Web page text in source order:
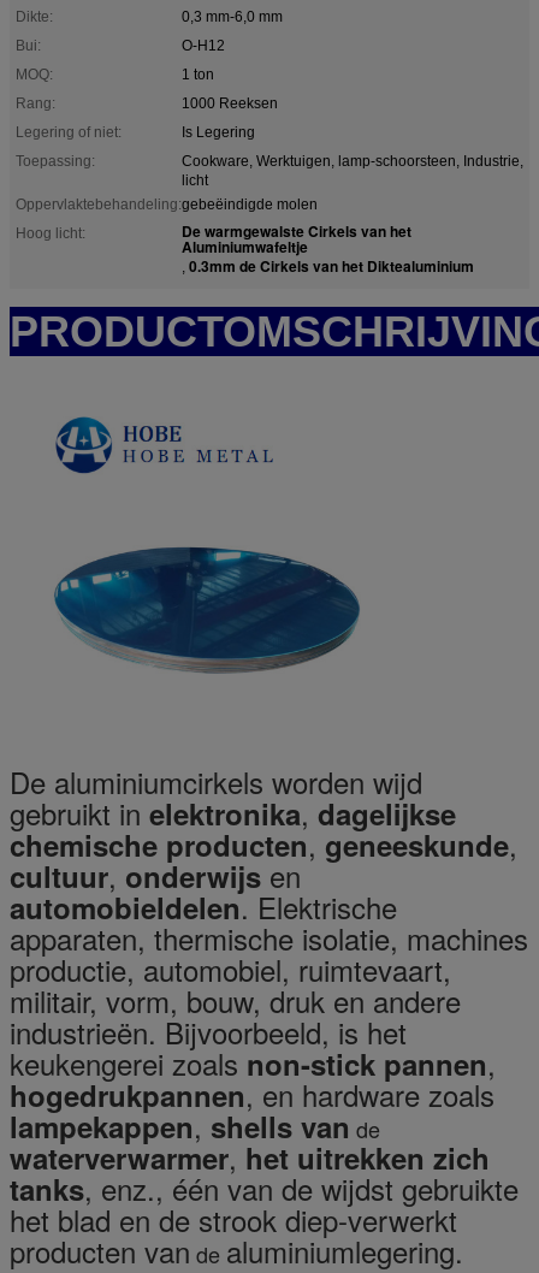
Dikte:
0,3 mm-6,0 mm
Bui:
O-H12
MOQ:
1 ton
Rang:
1000 Reeksen
Legering of niet:
Is Legering
Toepassing:
Cookware, Werktuigen, lamp-schoorsteen, Industrie,
licht
Oppervlaktebehandeling:gebeëindigde molen
Hoog licht:
De warmgewalste Cirkels van het
Aluminiumwafeltje
, 0.3mm de Cirkels van het Diktealuminium
De aluminiumcirkels worden wijd
gebruikt in elektronika, dagelijkse
chemische producten, geneeskunde,
cultuur, onderwijs en
automobieldelen. Elektrische
apparaten, thermische isolatie, machines
productie, automobiel, ruimtevaart,
militair, vorm, bouw, druk en andere
industrieën. Bijvoorbeeld, is het
keukengerei zoals non-stick pannen,
hogedrukpannen, en hardware zoals
lampekappen, shells van de
waterverwarmer, het uitrekken zich
tanks, enz., één van de wijdst gebruikte
het blad en de strook diep-verwerkt
producten van de aluminiumlegering.